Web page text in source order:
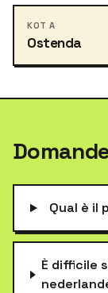
KOT A
Ostenda
Qual è il
È difficile